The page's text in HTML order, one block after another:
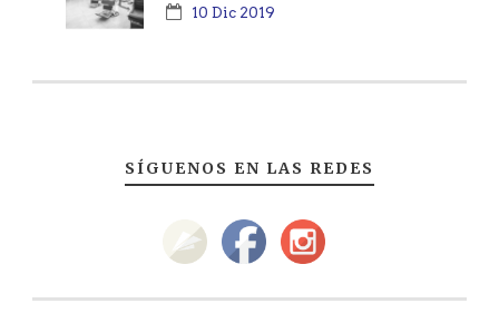
10 Dic 2019
SÍGUENOS EN LAS REDES